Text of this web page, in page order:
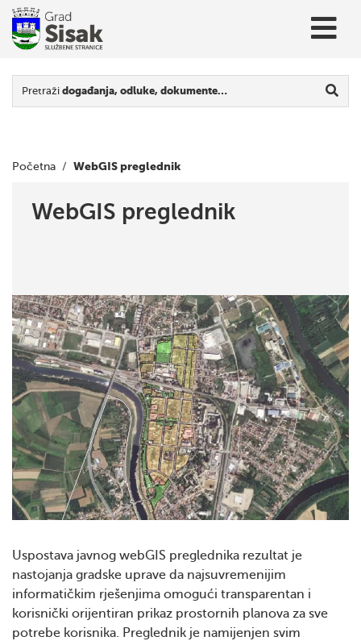
Pretraži događanja, odluke, dokumente…
Početna / WebGIS preglednik
WebGIS preglednik
Uspostava javnog webGIS preglednika rezultat je
nastojanja gradske uprave da najsuvremenijim
informatičkim rješenjima omogući transparentan i
korisnički orijentiran prikaz prostornih planova za sve
potrebe korisnika. Preglednik je namijenjen svim